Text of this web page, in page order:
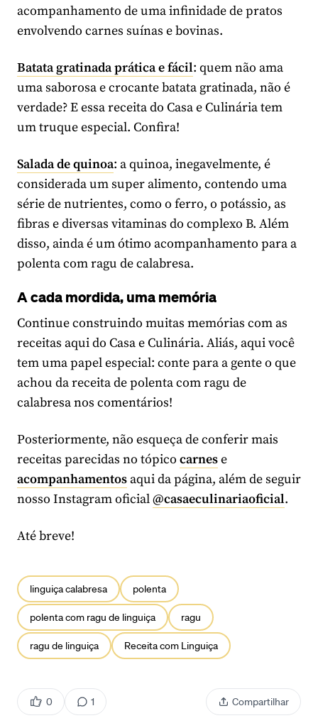
acompanhamento de uma infinidade de pratos
envolvendo carnes suínas e bovinas.
Batata gratinada prática e fácil: quem não ama
uma saborosa e crocante batata gratinada, não é
verdade? E essa receita do Casa e Culinária tem
um truque especial. Confira!
Salada de quinoa: a quinoa, inegavelmente, é
considerada um super alimento, contendo uma
série de nutrientes, como o ferro, o potássio, as
fibras e diversas vitaminas do complexo B. Além
disso, ainda é um ótimo acompanhamento para a
polenta com ragu de calabresa.
A cada mordida, uma memória
Continue construindo muitas memórias com as
receitas aqui do Casa e Culinária. Aliás, aqui você
tem uma papel especial: conte para a gente o que
achou da receita de polenta com ragu de
calabresa nos comentários!
Posteriormente, não esqueça de conferir mais
receitas parecidas no tópico carnese
acompanhamentosaqui da página, além de seguir
nosso Instagram oficial@casaeculinariaoficial.
Até breve!
linguiça calabresa polenta
polenta com ragu de linguiça ragu
ragu de linguiça Receita com Linguiça
0 1 Compartilhar